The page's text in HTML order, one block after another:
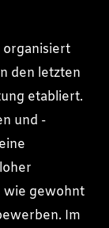
organisiert
den letzten
etabliert.
und -
wie gewohnt
Im